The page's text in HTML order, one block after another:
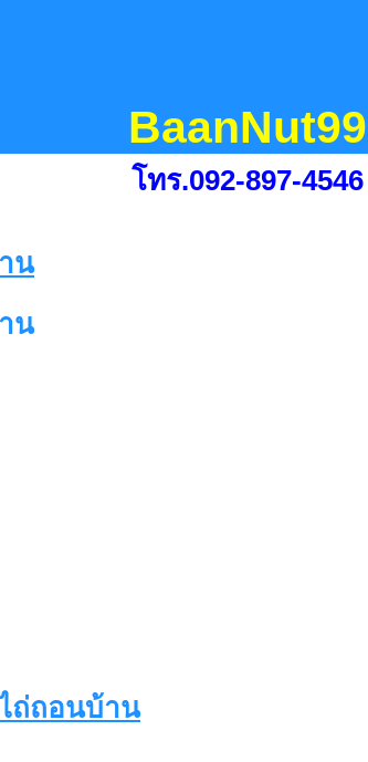
BaanNut99
โทร.092-897-4546
น